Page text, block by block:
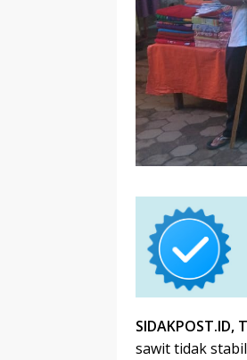
SIDAKPOST.ID,
sawit tidak